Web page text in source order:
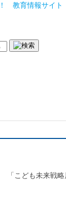
教育情報サイト
こども未来戦略